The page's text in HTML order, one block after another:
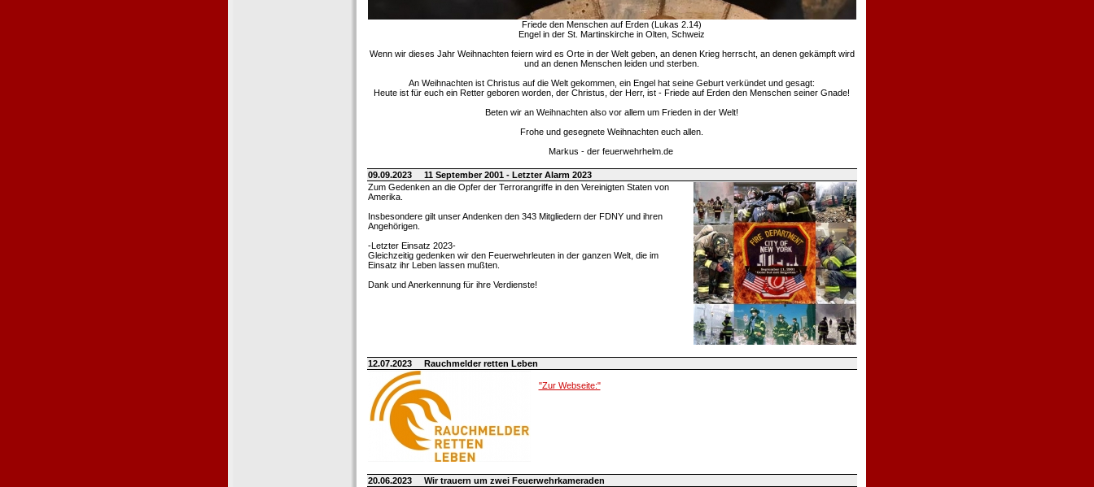
Friede den Menschen auf Erden (Lukas 2.14)
Engel in der St. Martinskirche in Olten, Schweiz
Wenn wir dieses Jahr Weihnachten feiern wird es Orte in der Welt geben, an denen Krieg herrscht, an denen gekämpft wird
und an denen Menschen leiden und sterben.
An Weihnachten ist Christus auf die Welt gekommen, ein Engel hat seine Geburt verkündet und gesagt:
Heute ist für euch ein Retter geboren worden, der Christus, der Herr, ist - Friede auf Erden den Menschen seiner Gnade!
Beten wir an Weihnachten also vor allem um Frieden in der Welt!
Frohe und gesegnete Weihnachten euch allen.
Markus - der feuerwehrhelm.de
09.09.2023
11 September 2001 - Letzter Alarm 2023
Zum Gedenken an die Opfer der Terrorangriffe in den Vereinigten Staten von
Amerika.
Insbesondere gilt unser Andenken den 343 Mitgliedern der FDNY und ihren
Angehörigen.
-Letzter Einsatz 2023-
Gleichzeitig gedenken wir den Feuerwehrleuten in der ganzen Welt, die im
Einsatz ihr Leben lassen mußten.
Dank und Anerkennung für ihre Verdienste!
12.07.2023 Rauchmelder retten Leben
"Zur Webseite:"
20.06.2023
Wir trauern um zwei Feuerwehrkameraden